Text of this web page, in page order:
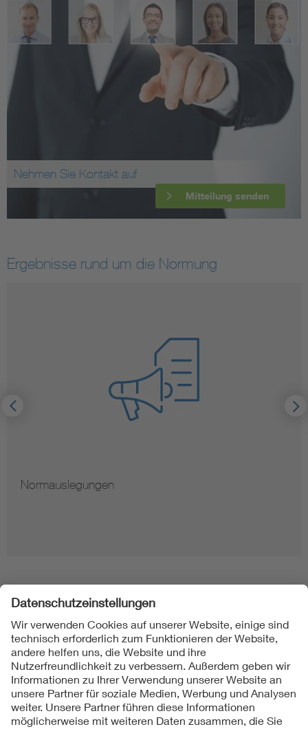
Nehmen Sie Kontakt auf
Mitteilung senden
Ergebnisse rund um die Normung
Normauslegungen
Folgen Sie uns